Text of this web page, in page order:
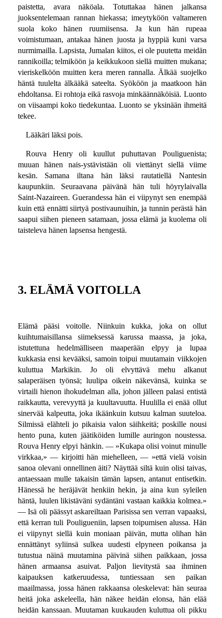
paistetta, avara näköala. Totuttakaa hänen jalkansa
juoksentelemaan rannan hiekassa; imeytyköön valtameren
suola koko hänen ruumiisensa. Ja kun hän rupeaa
voimistumaan, antakaa hänen juosta ja hyppiä kuni varsa
nurmimailla. Lapsista, Jumalan kiitos, ei ole puutetta meidän
rannikoilla; telmiköön ja keikkukoon siellä muitten mukana;
vieriskelköön muitten kera meren rannalla. Älkää suojelko
häntä tuulelta älkääkä sateelta. Syököön ja maatkoon hän
ehdoltansa. Ei rohtoja eikä rasvoja minkäännäköisiä. Luonto
on viisaampi koko tiedekuntaa. Luonto se yksinään ihmeitä
tekee.
Lääkäri läksi pois.
Rouva Henry oli kuullut puhuttavan Pouliguenista;
muuan hänen nais-ystävistään oli viettänyt siellä viime
kesän. Samana iltana hän läksi rautatiellä Nantesin
kaupunkiin. Seuraavana päivänä hän tuli höyrylaivalla
Saint-Nazaireen. Guerandessa hän ei viipynyt sen enempää
kuin että ennätti siirtyä postivaunuihin, ja tunnin perästä hän
saapui siihen pieneen satamaan, jossa elämä ja kuolema oli
taisteleva hänen lapsensa hengestä.
3. ELÄMÄ VOITOLLA
Elämä pääsi voitolle. Niinkuin kukka, joka on ollut
kuihtumaisillansa siimeksessä karussa maassa, ja joka,
istutettuna hedelmälliseen maaperään elpyy ja lupaa
kukkasia ensi kevääksi, samoin toipui muutamain viikkojen
kuluttua Markikin. Jo oli elvyttävä mehu alkanut
salaperäisen työnsä; luulipa oikein näkevänsä, kuinka se
virtaili hienon ihokudelman alla, johon jälleen palasi entistä
raikkautta, verevyyttä ja kuultavuutta. Huulilla ei enää ollut
sinervää kalpeutta, joka ikäänkuin kutsuu kalman suuteloa.
Silmissä elähteli jo pikaisia valon säihkeitä; poskille nousi
hento puna, kuten jäätiköiden lumille auringon noustessa.
Rouva Henry elpyi hänkin. — »Kukapa olisi voinut minulle
virkkaa,» — kirjoitti hän miehelleen, — »että vielä voisin
sanoa olevani onnellinen äiti? Näyttää siltä kuin olisi taivas,
antaessaan mulle takaisin tämän lapsen, antanut entisetkin.
Hänessä he heräjävät henkiin hekin, ja aina kun syleilen
häntä, luulen likistäväni sydäntäni vastaan kaikkia kolmea.»
— Isä oli päässyt askareiltaan Parisissa sen verran vapaaksi,
että kerran tuli Pouligueniin, lapsen toipumisen alussa. Hän
ei viipynyt siellä kuin moniaan päivän, mutta olihan hän
ennättänyt syliinsä sulkea uudesti elpyneen poikansa ja
tutustua näinä muutamina päivinä siihen paikkaan, jossa
hänen armaansa asuivat. Paljon lievitystä saa ihminen
kaipauksen katkeruudessa, tuntiessaan sen paikan
maailmassa, jossa hänen rakkaansa oleskelevat: hän seuraa
heitä joka askeleella, hän näkee heidän elonsa, hän elää
heidän kanssaan. Muutaman kuukauden kuluttua oli pikku